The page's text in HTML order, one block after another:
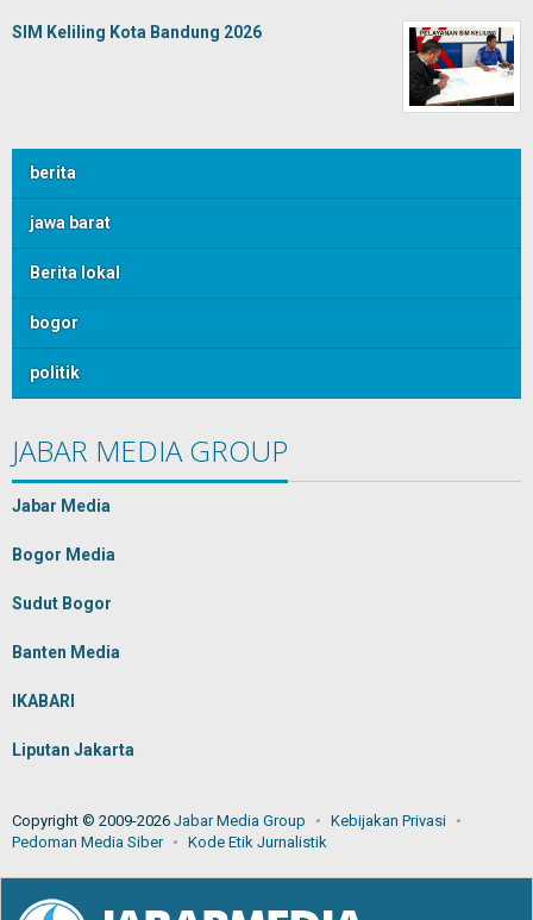
SIM Keliling Kota Bandung 2026
berita
jawa barat
Berita lokal
bogor
politik
JABAR MEDIA GROUP
Jabar Media
Bogor Media
Sudut Bogor
Banten Media
IKABARI
Liputan Jakarta
Copyright © 2009-2026 Jabar Media Group
Kebijakan Privasi
Pedoman Media Siber
Kode Etik Jurnalistik